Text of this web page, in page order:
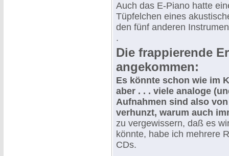
Auch das E-Piano hatte
Tüpfelchen eines
den fünf anderen
.
Die frappierende
angekommen:
Es könnte schon wie im
aber . . . viele analoge
Aufnahmen sind also
verhunzt, warum auch
zu vergewissern, daß es
könnte, habe ich mehrere
CDs.